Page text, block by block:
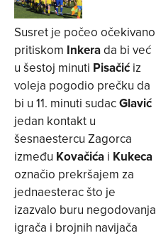
Susret je počeo očekivano
pritiskom Inkerada bi već
u šestoj minuti Pisačić iz
voleja pogodio prečku da
bi u 11. minuti sudacGlavić
jedan kontakt u
šesnaestercu Zagorca
između Kovačića i Kukeca
označio prekršajem za
jednaesterac što je
izazvalo buru negodovanja
igrača i brojnih navijača